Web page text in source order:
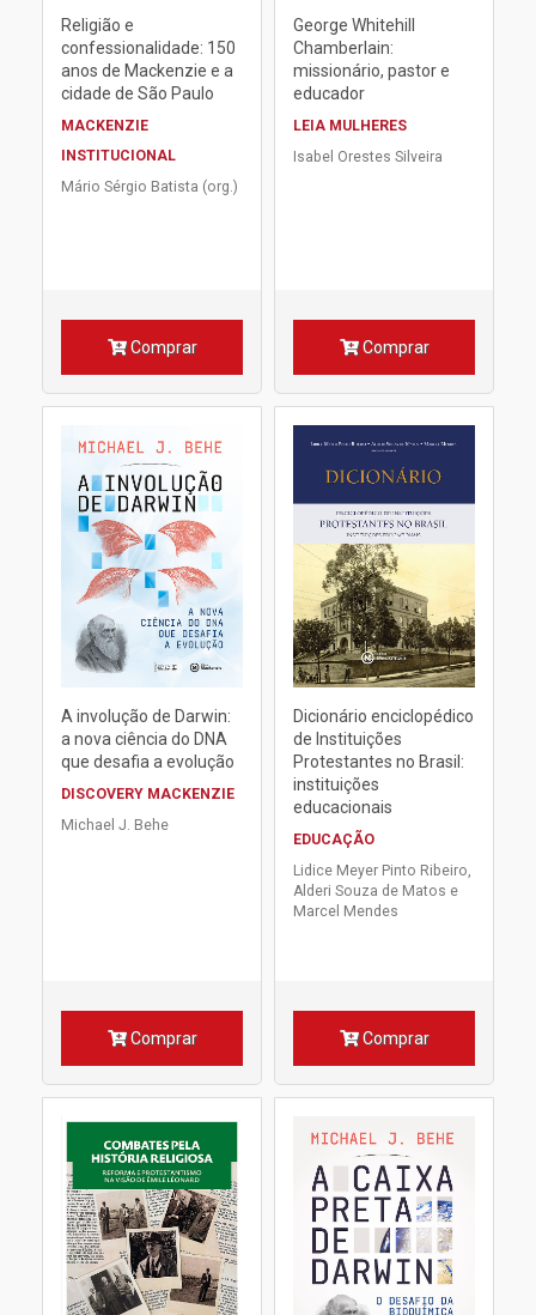
Religião e
confessionalidade: 150
anos de Mackenzie e a
cidade de São Paulo
MACKENZIE
INSTITUCIONAL
Mário Sérgio Batista (org.)
Comprar
George Whitehill
Chamberlain:
missionário, pastor e
educador
LEIA MULHERES
Isabel Orestes Silveira
Comprar
A involução de Darwin:
a nova ciência do DNA
que desafia a evolução
DISCOVERY MACKENZIE
Michael J. Behe
Comprar
Dicionário enciclopédico
de Instituições
Protestantes no Brasil:
instituições
educacionais
EDUCAÇÃO
Lidice Meyer Pinto Ribeiro,
Alderi Souza de Matos e
Marcel Mendes
Comprar